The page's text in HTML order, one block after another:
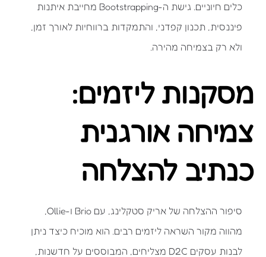
כלים חיוניים. גישת ה-Bootstrapping מחייבת איתנות
פיננסית, תכנון קפדני, והתמקדות ברווחיות לאורך זמן,
ולא רק בצמיחה מהירה.
מסקנות ליזמים:
צמיחה אורגנית
כנתיב להצלחה
סיפור ההצלחה של אריק סטקלינג, עם Brio ו-Ollie,
מהווה מקור השראה ליזמים רבים. הוא מוכיח כיצד ניתן
לבנות עסקים D2C מצליחים, המבוססים על חדשנות,